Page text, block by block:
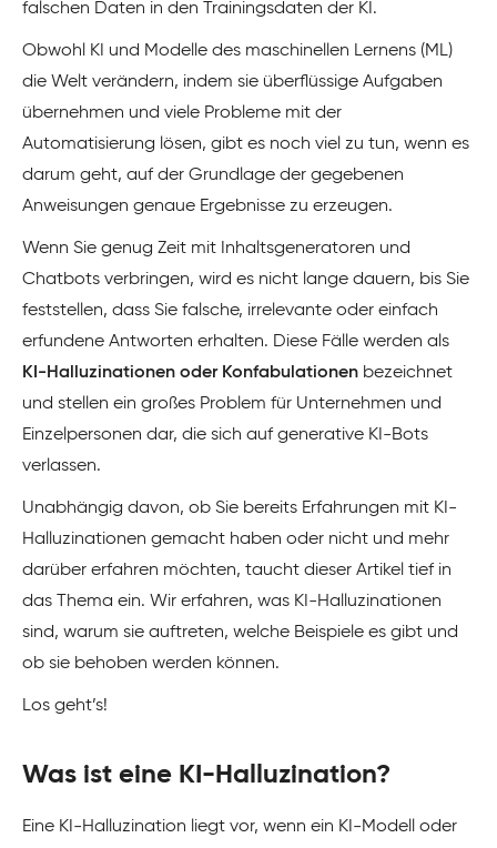
falschen Daten in den Trainingsdaten der KI.
Obwohl KI und Modelle des maschinellen Lernens (ML)
die Welt verändern, indem sie überflüssige Aufgaben
übernehmen und viele Probleme mit der
Automatisierung lösen, gibt es noch viel zu tun, wenn es
darum geht, auf der Grundlage der gegebenen
Anweisungen genaue Ergebnisse zu erzeugen.
Wenn Sie genug Zeit mit Inhaltsgeneratoren und
Chatbots verbringen, wird es nicht lange dauern, bis Sie
feststellen, dass Sie falsche, irrelevante oder einfach
erfundene Antworten erhalten. Diese Fälle werden als
KI-Halluzinationen oder Konfabulationen bezeichnet
und stellen ein großes Problem für Unternehmen und
Einzelpersonen dar, die sich auf generative KI-Bots
verlassen.
Unabhängig davon, ob Sie bereits Erfahrungen mit KI-
Halluzinationen gemacht haben oder nicht und mehr
darüber erfahren möchten, taucht dieser Artikel tief in
das Thema ein. Wir erfahren, was KI-Halluzinationen
sind, warum sie auftreten, welche Beispiele es gibt und
ob sie behoben werden können.
Los geht’s!
Was ist eine KI-Halluzination?
Eine KI-Halluzination liegt vor, wenn ein KI-Modell oder